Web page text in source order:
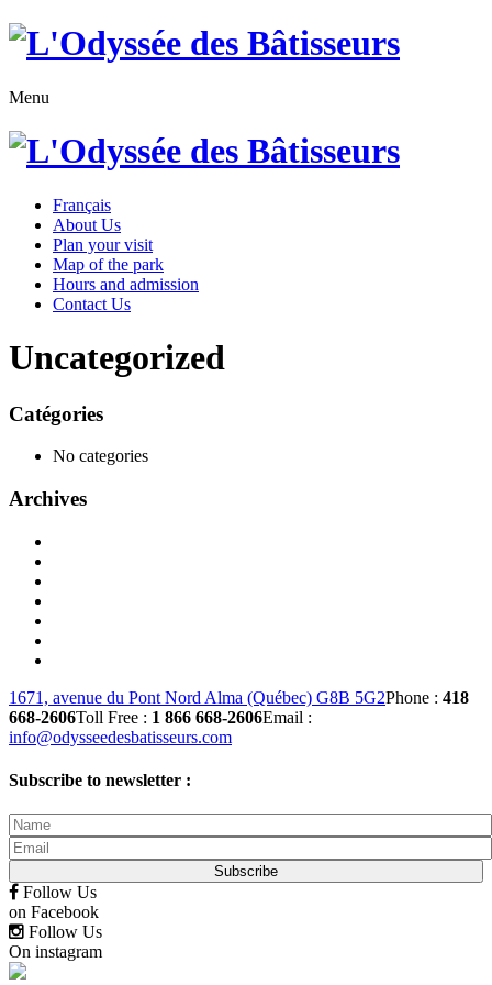
Menu
Français
About Us
Plan your visit
Map of the park
Hours and admission
Contact Us
Uncategorized
Catégories
No categories
Archives
1671, avenue du Pont Nord Alma (Québec) G8B 5G2Phone : 418
668-2606Toll Free : 1 866 668-2606Email :
info@odysseedesbatisseurs.com
Follow Us
on Facebook
Follow Us
On instagram
Subscribe to newsletter :